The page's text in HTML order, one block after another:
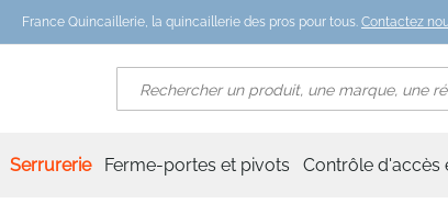
France Quincaillerie, la quincaillerie des pros pour tous. Contactez
Serrurerie Ferme-portes et pivots Contrôle d'accès